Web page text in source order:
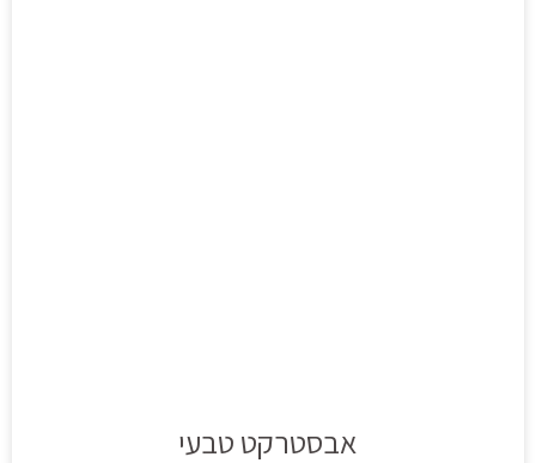
אבסטרקט טבעי